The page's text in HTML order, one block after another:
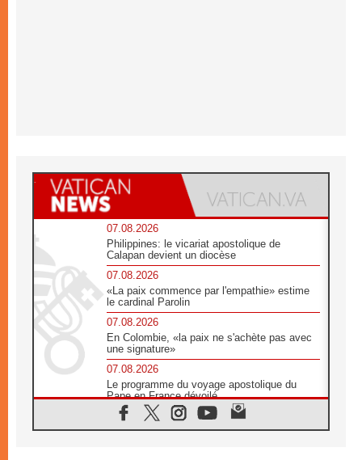
07.08.2026
Philippines: le vicariat apostolique de
Calapan devient un diocèse
07.08.2026
«La paix commence par l'empathie» estime
le cardinal Parolin
07.08.2026
En Colombie, «la paix ne s'achète pas avec
une signature»
07.08.2026
Le programme du voyage apostolique du
Pape en France dévoilé
07.08.2026
1ère Conférence continentale sur l'éducation